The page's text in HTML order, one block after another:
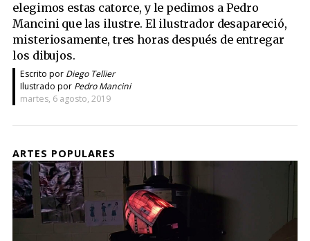
elegimos estas catorce, y le pedimos a Pedro
Mancini que las ilustre. El ilustrador desapareció,
misteriosamente, tres horas después de entregar
los dibujos.
Escrito por Diego Tellier
Ilustrado por Pedro Mancini
martes, 6 agosto, 2019
ARTES POPULARES